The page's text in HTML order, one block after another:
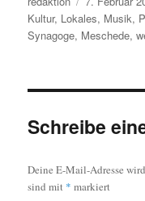
am
Kultur, Lokales, Musik,
Synagoge, Meschede,
Schreibe
Deine E-Mail-Adresse
sind mit * markiert